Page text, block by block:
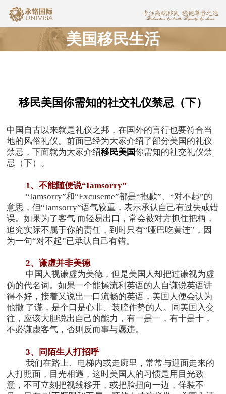
美国移民生活
移民美国你需知的社交礼仪禁忌（下）
中国自古以来就是礼仪之邦，在国外的言行也要符合当
地的风俗礼仪。前面已经为大家介绍了部分美国的礼仪
禁忌，下面就为大家介绍移民美国你需知的社交礼仪禁
忌（下）。
1、不能随便说“Iamsorry”
“Iamsorry”和“Excuseme”都是“抱歉”、“对不起”的
意思，但“Iamsorry”语气较重，表示承认自己有过失或错
误。如果为了客气 而轻易出口，常会被对方抓住把柄，
追究实际不属于你的责任，到时只有“哑巴吃黄连”，因
为一句“对不起”已承认自己有错。
2、谦虚并非美德
中国人视谦虚为美德，但是美国人却把过谦视为虚
伪的代名词。如果一个能操流利英语的人自谦说英语讲
得不好，接着又说出一口流畅的英语，美国人便会认为
他撒 了谎，是个口是心非、装腔作势的人。同美国入交
往，应该大胆说出自己的能力，有一是一，有十是十，
不必谦虚客气，否则反而事与愿违。
3、同陌生人打招呼
我们在路上、电梯内或走廊里，常常与迎面走来的
人打照面，目光相遇，这时美国人的习惯是用目光致
意，不可立刻把视线移开，或把脸扭向一边，佯装不